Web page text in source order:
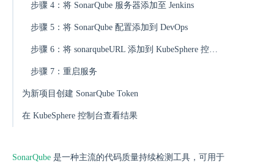
步骤 4：将 SonarQube 服务器添加至 Jenkins
步骤 5：将 SonarQube 配置添加到 DevOps
步骤 6：将 sonarqubeURL 添加到 KubeSphere 控制台
步骤 7：重启服务
为新项目创建 SonarQube Token
在 KubeSphere 控制台查看结果
SonarQube 是一种主流的代码质量持续检测工具，可用于